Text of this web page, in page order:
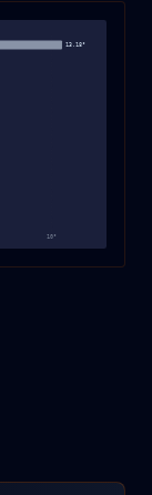
10 °
13.18°